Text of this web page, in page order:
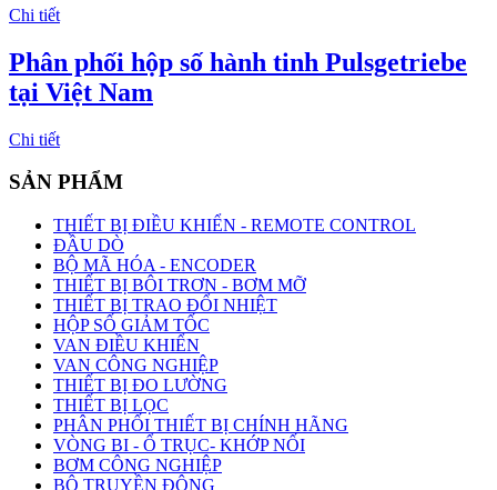
Chi tiết
Phân phối hộp số hành tinh Pulsgetriebe
tại Việt Nam
Chi tiết
SẢN PHẨM
THIẾT BỊ ĐIỀU KHIỂN - REMOTE CONTROL
ĐẦU DÒ
BỘ MÃ HÓA - ENCODER
THIẾT BỊ BÔI TRƠN - BƠM MỠ
THIẾT BỊ TRAO ĐỔI NHIỆT
HỘP SỐ GIẢM TỐC
VAN ĐIỀU KHIỂN
VAN CÔNG NGHIỆP
THIẾT BỊ ĐO LƯỜNG
THIẾT BỊ LỌC
PHÂN PHỐI THIẾT BỊ CHÍNH HÃNG
VÒNG BI - Ổ TRỤC- KHỚP NỐI
BƠM CÔNG NGHIỆP
BỘ TRUYỀN ĐỘNG